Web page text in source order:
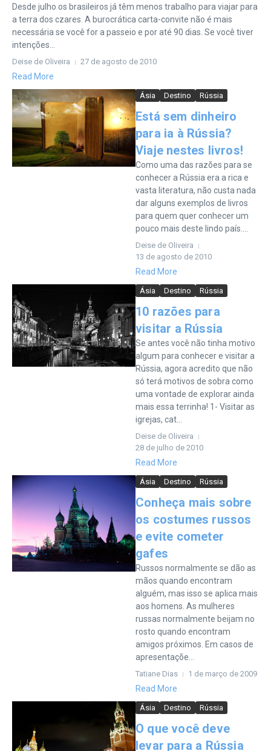
Desde julho os brasileiros já têm menos trabalho para viajar para
a terra dos czares. A burocrática carta-convite não é mais
necessária se você for a passeio e por até 90 dias. Se você tiver
intenções...
Deise de Oliveira 27 de agosto de 2010
Read More
Ásia Destino Rússia
Está sem dinheiro
para ia à Rússia?
Viaje nestes livros!
Como uma das razões para se
conhecer a Rússia era a rica e
vasta literatura, não custa nada
dar alguns exemplos de livros
para quem quer conhecer um
pouco mais deste lindo país....
Deise de Oliveira
13 de agosto de 2010
Read More
Ásia Destino Rússia
10 razões para
visitar a Rússia
Se antes você não tinha motivo
algum para conhecer e visitar a
Rússia, agora acredito que não
só terá motivos de sobra como
uma vontade de explorar ainda
mais essa terrinha! 1- Visitar as
igrejas, cat...
Deise de Oliveira
28 de julho de 2010
Read More
Ásia Destino Rússia
Conheça mais sobre
os costumes russos
e evite cometer
gafes
Russos normalmente se dão as
mãos quando encontram
alguém, mas isso se aplica mais
aos homens. As mulheres
russas normalmente beijam no
rosto quando encontram
amigos próximos. Em casos de
apresentaçõe...
Tatiane Dias 1 de março de 2009
Read More
Ásia Destino Rússia
O que você deve
levar para a Rússia